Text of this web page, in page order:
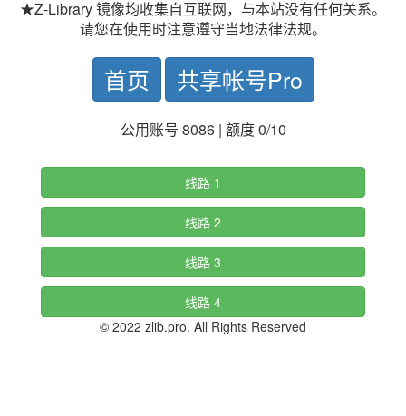
★Z-Library 镜像均收集自互联网，与本站没有任何关系。
请您在使用时注意遵守当地法律法规。
首页 共享帐号Pro
公用账号 8086 | 额度 0/10
线路 1
线路 2
线路 3
线路 4
© 2022 zlib.pro. All Rights Reserved